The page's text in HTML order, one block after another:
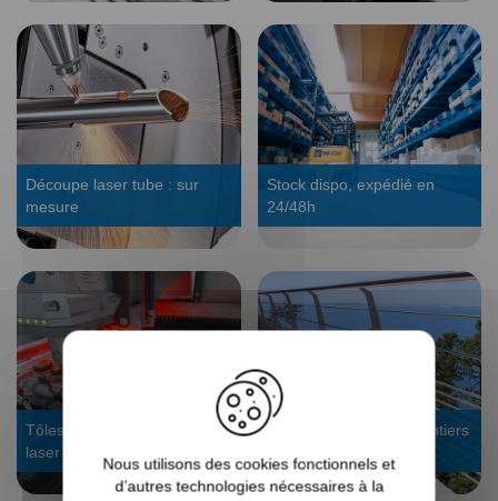
Découpe laser tube : sur
mesure
Stock dispo, expédié en
24/48h
Tôles sur mesure : découpe
laser
Voir les galeries de chantiers
Nous utilisons des cookies fonctionnels et
d’autres technologies nécessaires à la